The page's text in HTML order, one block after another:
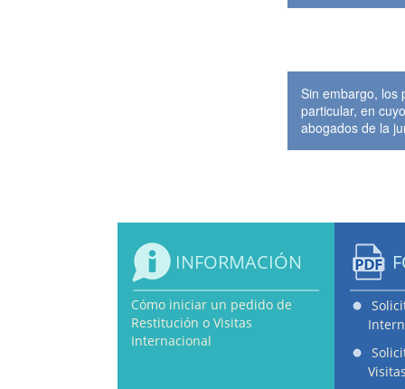
Sin embargo, los
particular, en
abogados de la
INFORMACIÓN
Cómo iniciar un pedido de
Restitución o Visitas
Internacional